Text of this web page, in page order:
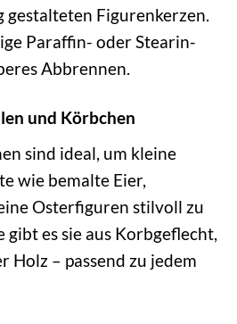
gestalteten Figurenkerzen.
Paraffin- oder Stearin-
Abbrennen.
und Körbchen
sind ideal, um kleine
wie bemalte Eier,
Osterfiguren stilvoll zu
es sie aus Korbgeflecht,
Holz – passend zu jedem